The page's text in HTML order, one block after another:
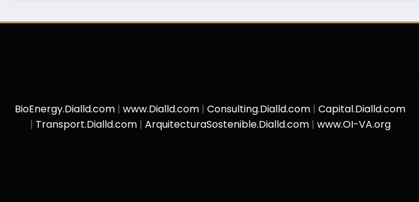
BioEnergy.Dialld.com | www.Dialld.com | Consulting.Dialld.com | Capital.Dialld.com
| Transport.Dialld.com| ArquitecturaSostenible.Dialld.com| www.OI-VA.org